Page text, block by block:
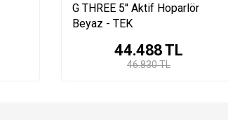
G THREE 5'' Aktif Hoparlör
Beyaz - TEK
46.830 TL
44.488TL